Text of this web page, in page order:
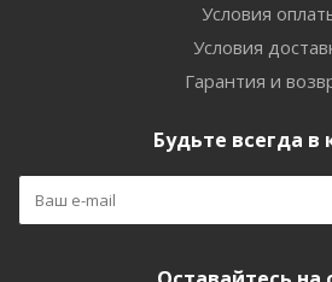
Условия
Условия
Гарантия и
Будьте всегда в